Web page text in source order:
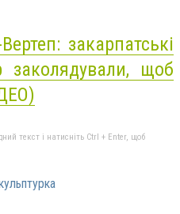
закарпатські
заколядували, щоб
текст і натисніть Ctrl + Enter, щоб